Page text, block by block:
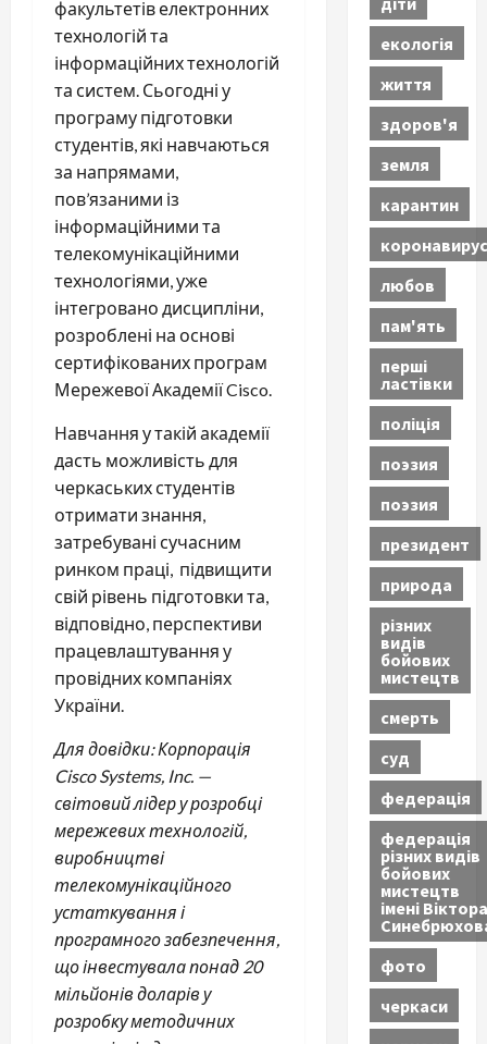
факультетів електронних
технологій та
інформаційних технологій
та систем. Сьогодні у
програму підготовки
студентів, які навчаються
за напрямами,
пов’язаними із
інформаційними та
телекомунікаційними
технологіями, уже
інтегровано дисципліни,
розроблені на основі
сертифікованих програм
Мережевої Академії Cisco.
Навчання у такій академії
дасть можливість для
черкаських студентів
отримати знання,
затребувані сучасним
ринком праці, підвищити
свій рівень підготовки та,
відповідно, перспективи
працевлаштування у
провідних компаніях
України.
Для довідки: Корпорація
Cisco Systems, Inc. —
світовий лідер у розробці
мережевих технологій,
виробництві
телекомунікаційного
устаткування і
програмного забезпечення,
що інвестувала понад 20
мільйонів доларів у
розробку методичних
екологія
життя
здоров'я
земля
карантин
коронавирус
любов
пам'ять
перші
ластівки
поліція
поэзия
поэзия
президент
природа
різних
видів
бойових
мистецтв
смерть
суд
федерація
федерація
різних видів
бойових
мистецтв
імені Віктора
фото
черкаси